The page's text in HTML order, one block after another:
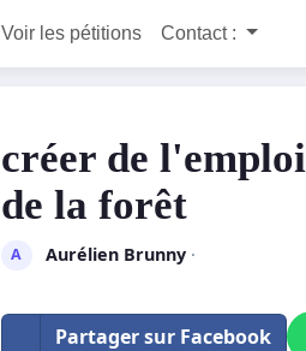
Voir les pétitions Contact :
créer de
de la forêt
A Aurélien Brunny·
Partager sur Facebook